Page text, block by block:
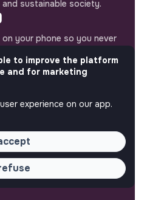
sustainable society.
your phone so you never
to improve the platform
and for marketing
experience on our app.